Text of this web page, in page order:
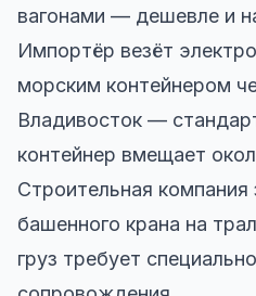
вагонами — дешевле и
Импортёр везёт
морским контейнером
Владивосток —
контейнер вмещает
Строительная компания
башенного крана на
груз требует